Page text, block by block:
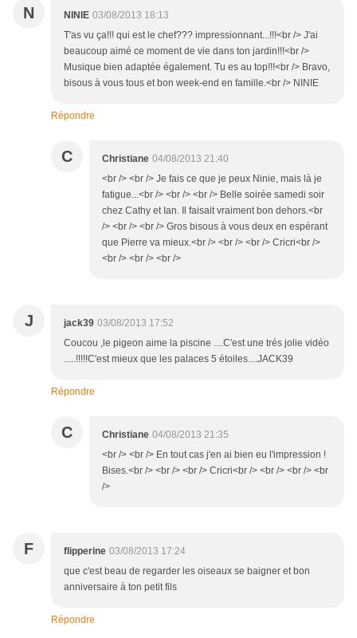
N NINIE 03/08/2013 18:13
T'as vu ça!!! qui est le chef??? impressionnant...!!!<br /> J'ai
beaucoup aimé ce moment de vie dans ton jardin!!!<br />
Musique bien adaptée également. Tu es au top!!!<br /> Bravo,
bisous à vous tous et bon week-end en famille.<br /> NINIE
Répondre
C Christiane 04/08/2013 21:40
<br /> <br /> Je fais ce que je peux Ninie, mais là je
fatigue...<br /> <br /> <br /> Belle soirée samedi soir
chez Cathy et Ian. Il faisait vraiment bon dehors.<br
/> <br /> <br /> Gros bisous à vous deux en espérant
que Pierre va mieux.<br /> <br /> <br /> Cricri<br />
<br /> <br /> <br />
J jack39 03/08/2013 17:52
Coucou ,le pigeon aime la piscine ....C'est une trés jolie vidéo
.....!!!!!C'est mieux que les palaces 5 étoiles....JACK39
Répondre
C Christiane 04/08/2013 21:35
<br /> <br /> En tout cas j'en ai bien eu l'impression !
Bises.<br /> <br /> <br /> Cricri<br /> <br /> <br /> <br
/>
F flipperine 03/08/2013 17:24
que c'est beau de regarder les oiseaux se baigner et bon
anniversaire à ton petit fils
Répondre